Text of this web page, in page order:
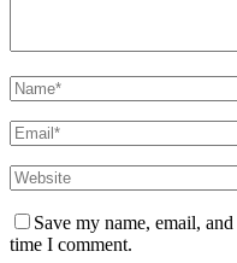
Save my name, email,
time I comment.